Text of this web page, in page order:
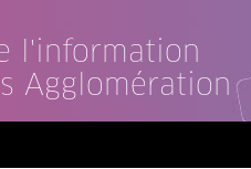
l'information
Agglomération